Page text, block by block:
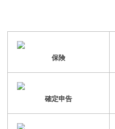
保険
確定申告